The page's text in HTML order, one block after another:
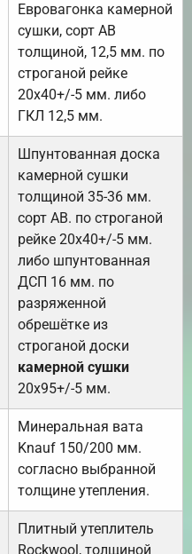
Евровагонка камерной
сушки, сорт АВ
толщиной, 12,5 мм. по
строганой рейке
20х40+/-5 мм. либо
ГКЛ 12,5 мм.
Шпунтованная доска
камерной сушки
толщиной 35-36 мм.
сорт АВ. по строганой
рейке 20х40+/-5 мм.
либо шпунтованная
ДСП 16 мм. по
разряженной
обрешётке из
строганой доски
камерной сушки
20х95+/-5 мм.
Минеральная вата
Knauf 150/200 мм.
согласно выбранной
толщине утепления.
Плитный утеплитель
Rockwool, толщиной